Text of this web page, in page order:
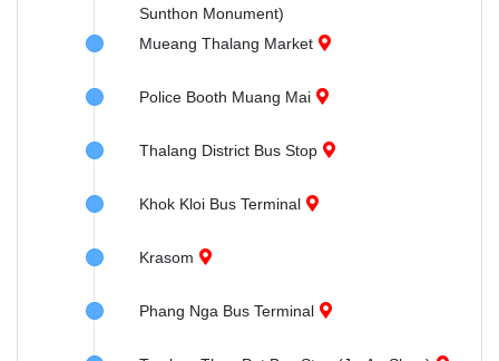
Sunthon Monument)
Mueang Thalang Market
Police Booth Muang Mai
Thalang District Bus Stop
Khok Kloi Bus Terminal
Krasom
Phang Nga Bus Terminal